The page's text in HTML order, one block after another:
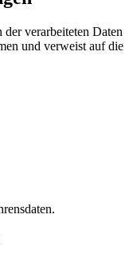
verarbeiteten Daten
und verweist auf die